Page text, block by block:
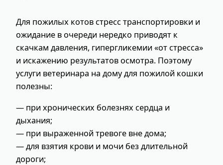
Для пожилых котов стресс транспортировки и
ожидание в очереди нередко приводят к
скачкам давления, гипергликемии «от стресса»
и искажению результатов осмотра. Поэтому
услуги ветеринара на дому для пожилой кошки
полезны:
— при хронических болезнях сердца и
дыхания;
— при выраженной тревоге вне дома;
— для взятия крови и мочи без длительной
дороги;